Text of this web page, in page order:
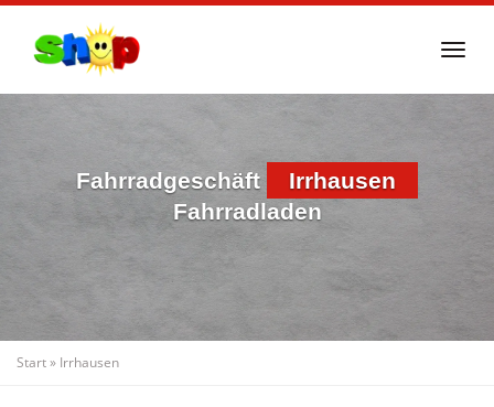
Fahrradgeschäft
Irrhausen
Fahrradladen
Start» Irrhausen